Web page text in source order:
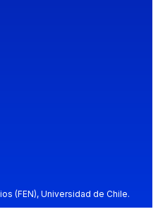
(FEN), Universidad de Chile.